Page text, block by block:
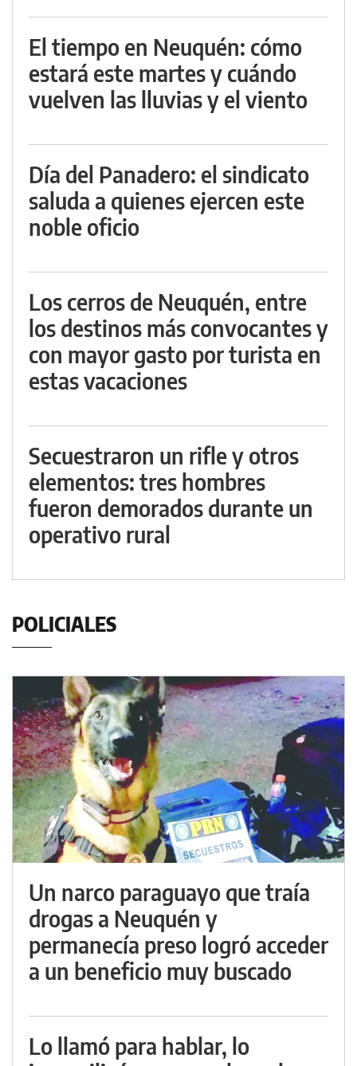
El tiempo en Neuquén: cómo
estará este martes y cuándo
vuelven las lluvias y el viento
Día del Panadero: el sindicato
saluda a quienes ejercen este
noble oficio
Los cerros de Neuquén, entre
los destinos más convocantes y
con mayor gasto por turista en
estas vacaciones
Secuestraron un rifle y otros
elementos: tres hombres
fueron demorados durante un
operativo rural
POLICIALES
Un narco paraguayo que traía
drogas a Neuquén y
permanecía preso logró acceder
a un beneficio muy buscado
Lo llamó para hablar, lo